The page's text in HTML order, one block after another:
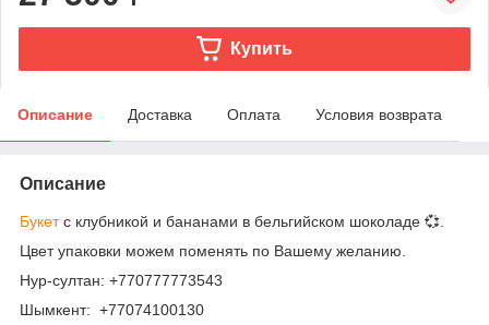
Купить
Описание Доставка Оплата Условия возврата
Описание
Букетс клубникой и бананами в бельгийском шоколаде 💞.
Цвет упаковки можем поменять по Вашему желанию.
Нур-султан: +770777773543
Шымкент: +77074100130